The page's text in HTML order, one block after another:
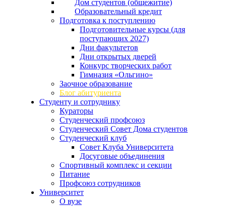
Дом студентов (общежитие)
Образовательный кредит
Подготовка к поступлению
Подготовительные курсы (для
поступающих 2027)
Дни факультетов
Дни открытых дверей
Конкурс творческих работ
Гимназия «Ольгино»
Заочное образование
Блог абитуриента
Студенту и сотруднику
Кураторы
Студенческий профсоюз
Студенческий Совет Дома студентов
Студенческий клуб
Совет Клуба Университета
Досуговые объединения
Спортивный комплекс и секции
Питание
Профсоюз сотрудников
Университет
О вузе